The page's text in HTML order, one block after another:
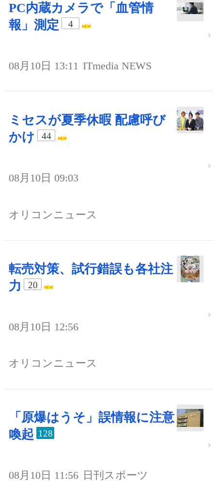
PC内蔵カメラで「血管情
報」測定
4
08月10日 13:11 ITmedia NEWS
ミセスが夏季休暇 配慮呼び
かけ
44
08月10日 09:03
オリコンニュース
転売対策、試行錯誤も各社注
力
20
08月10日 12:56
オリコンニュース
「原爆はうそ」誤情報に注意
喚起 128
08月10日 11:56 日刊スポーツ